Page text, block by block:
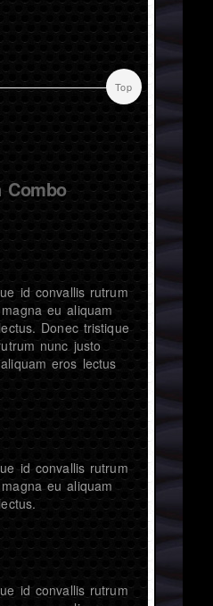
Top
Combo
id convallis rutrum
eu aliquam
Donec tristique
nunc justo
eros lectus
id convallis rutrum
eu aliquam
id convallis rutrum